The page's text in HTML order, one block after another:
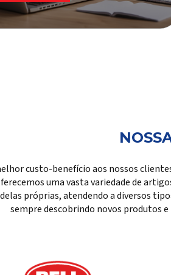
custo-benefício aos nossos
uma vasta variedade de
próprias, atendendo a diversos
sempre descobrindo novos produtos